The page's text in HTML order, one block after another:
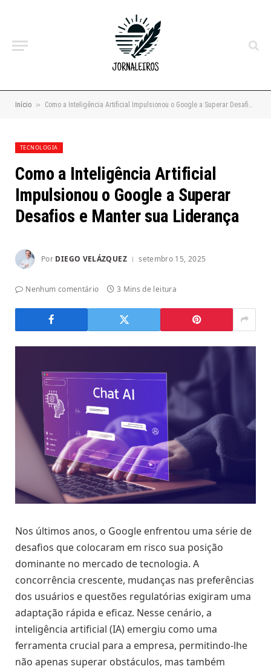
Início » Como a Inteligência Artificial Impulsionou o Google a Superar Desafios e Manter sua Liderança
TECNOLOGIA
Como a Inteligência Artificial
Impulsionou o Google a Superar
Desafios e Manter sua Liderança
Por DIEGO VELÁZQUEZ setembro 15, 2025
Nenhum comentário 3 Mins de leitura
Nos últimos anos, o Google enfrentou uma série de
desafios que colocaram em risco sua posição
dominante no mercado de tecnologia. A
concorrência crescente, mudanças nas preferências
dos usuários e questões regulatórias exigiram uma
adaptação rápida e eficaz. Nesse cenário, a
inteligência artificial (IA) emergiu como uma
ferramenta crucial para a empresa, permitindo-lhe
não apenas superar obstáculos, mas também